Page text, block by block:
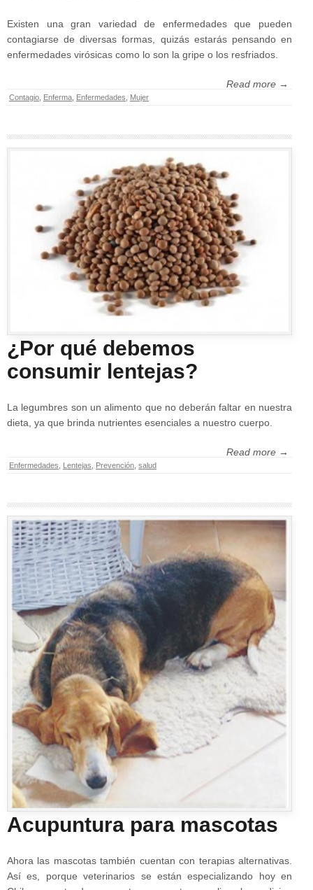
Existen una gran variedad de enfermedades que pueden
contagiarse de diversas formas, quizás estarás pensando en
enfermedades virósicas como lo son la gripe o los resfriados.
Read more →
Contagio Enferma Enfermedades Mujer
¿Por qué debemos
consumir lentejas?
La legumbres son un alimento que no deberán faltar en nuestra
dieta, ya que brinda nutrientes esenciales a nuestro cuerpo.
Read more →
Enfermedades Lentejas Prevención salud
Acupuntura para mascotas
Ahora las mascotas también cuentan con terapias alternativas.
Así es, porque veterinarios se están especializando hoy en